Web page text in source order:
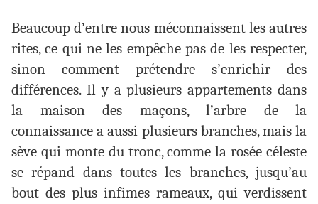
Beaucoup d’entre nous méconnaissent les autres
rites, ce qui ne les empêche pas de les respecter,
sinon comment prétendre s’enrichir des
différences. Il y a plusieurs appartements dans
la maison des maçons, l’arbre de la
connaissance a aussi plusieurs branches, mais la
sève qui monte du tronc, comme la rosée céleste
se répand dans toutes les branches, jusqu’au
bout des plus infimes rameaux, qui verdissent